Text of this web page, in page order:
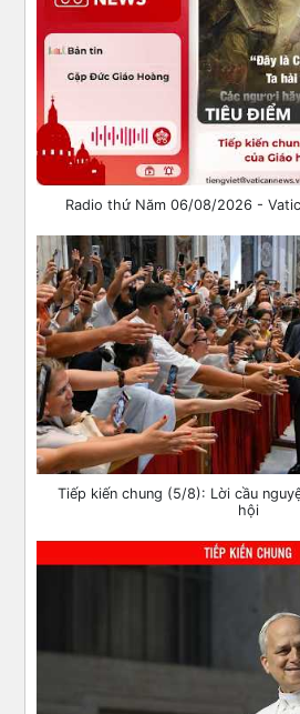
Radio thứ Năm 06/08/2026 -
Tiếp kiến chung (5/8): Lời cầu
hội